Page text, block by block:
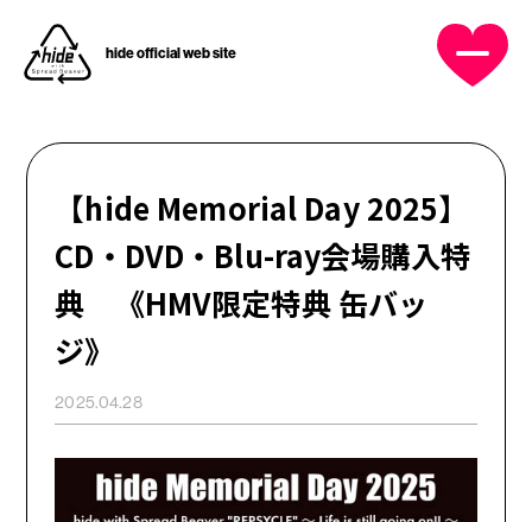
hide official web site
HOME
NEWS
PROFILE
DISCOGRAPHY
MUSIC VIDEO
【hide Memorial Day 2025】
CD・DVD・Blu-ray会場購入特
典 《HMV限定特典 缶バッ
ジ》
2025.04.28